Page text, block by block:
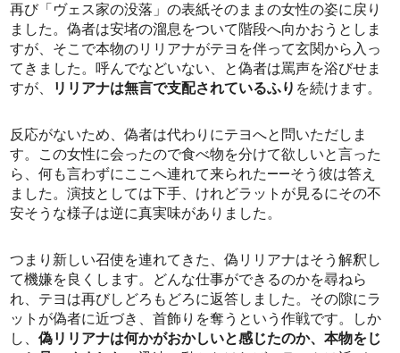
再び「ヴェス家の没落」の表紙そのままの女性の姿に戻り
ました。偽者は安堵の溜息をついて階段へ向かおうとしま
すが、そこで本物のリリアナがテヨを伴って玄関から入っ
てきました。呼んでなどいない、と偽者は罵声を浴びせま
すが、
リリアナは無言で支配されているふり を続けます。
反応がないため、偽者は代わりにテヨへと問いただしま
す。この女性に会ったので食べ物を分けて欲しいと言った
ら、何も言わずにここへ連れて来られた――そう彼は答え
ました。演技としては下手、けれどラットが見るにその不
安そうな様子は逆に真実味がありました。
つまり新しい召使を連れてきた、偽リリアナはそう解釈し
て機嫌を良くします。どんな仕事ができるのかを尋ねら
れ、テヨは再びしどろもどろに返答しました。その隙にラ
ットが偽者に近づき、首飾りを奪うという作戦です。しか
し、偽リリアナは何かがおかしいと感じたのか、本物をじ